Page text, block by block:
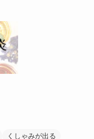
くしゃみが出る